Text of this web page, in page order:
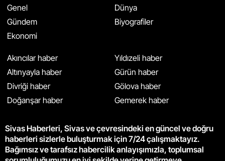
Genel
Gündem
Ekonomi
Dünya
Biyografiler
Akıncılar haber
Altınyayla haber
Divriği haber
Doğanşar haber
Yıldızeli haber
Gürün haber
Gölova haber
Gemerek haber
Sivas Haberleri, Sivas ve çevresindeki en güncel ve doğru
haberleri sizlerle buluşturmak için 7/24 çalışmaktayız.
Bağımsız ve tarafsız habercilik anlayışımızla, toplumsal